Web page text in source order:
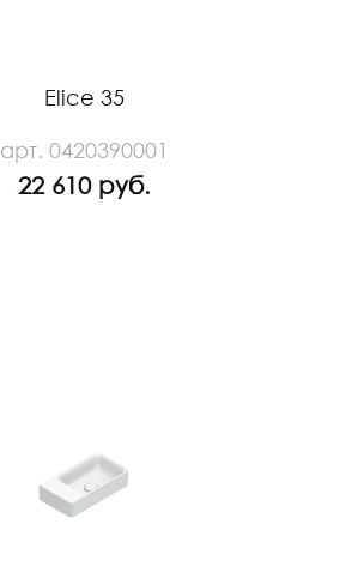
Elice 35
арт. 0420390001
22 610 руб.